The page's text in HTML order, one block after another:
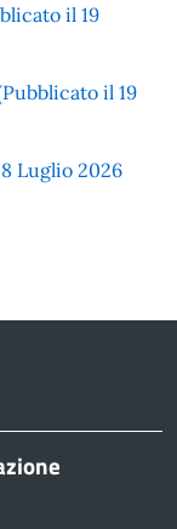
il 19
il 19
Luglio 2026